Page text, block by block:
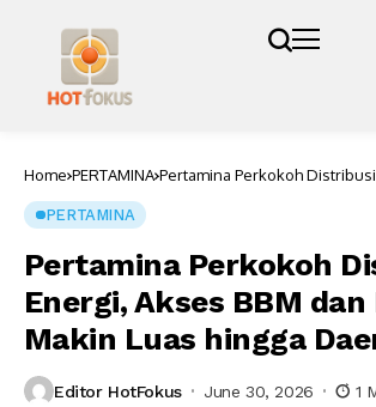
Home PERTAMINA Pertamina Perkokoh Distribusi
PERTAMINA
Pertamina Perkokoh
Energi, Akses BBM dan
Makin Luas hingga
Editor HotFokus June 30, 2026 1